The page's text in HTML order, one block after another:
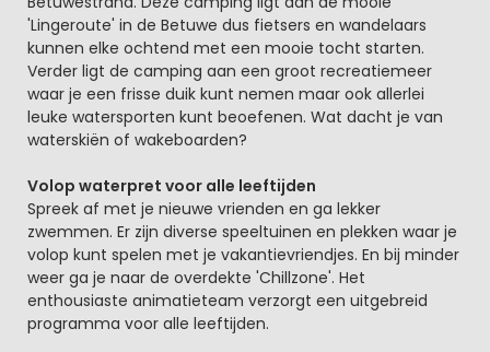
'Lingeroute' in de Betuwe dus fietsers en wandelaars
kunnen elke ochtend met een mooie tocht starten.
Verder ligt de camping aan een groot recreatiemeer
waar je een frisse duik kunt nemen maar ook allerlei
leuke watersporten kunt beoefenen. Wat dacht je van
waterskiën of wakeboarden?
Volop waterpret voor alle leeftijden
Spreek af met je nieuwe vrienden en ga lekker
zwemmen. Er zijn diverse speeltuinen en plekken waar je
volop kunt spelen met je vakantievriendjes. En bij minder
weer ga je naar de overdekte 'Chillzone'. Het
enthousiaste animatieteam verzorgt een uitgebreid
programma voor alle leeftijden.